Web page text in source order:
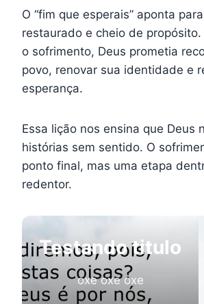
O “fim que esperais” aponta
restaurado e cheio de
o sofrimento, Deus prometia
povo, renovar sua identidade e
esperança.
Essa lição nos ensina que Deus
histórias sem sentido. O
ponto final, mas uma etapa
redentor.
Testando titulo
oxe oxe oxe